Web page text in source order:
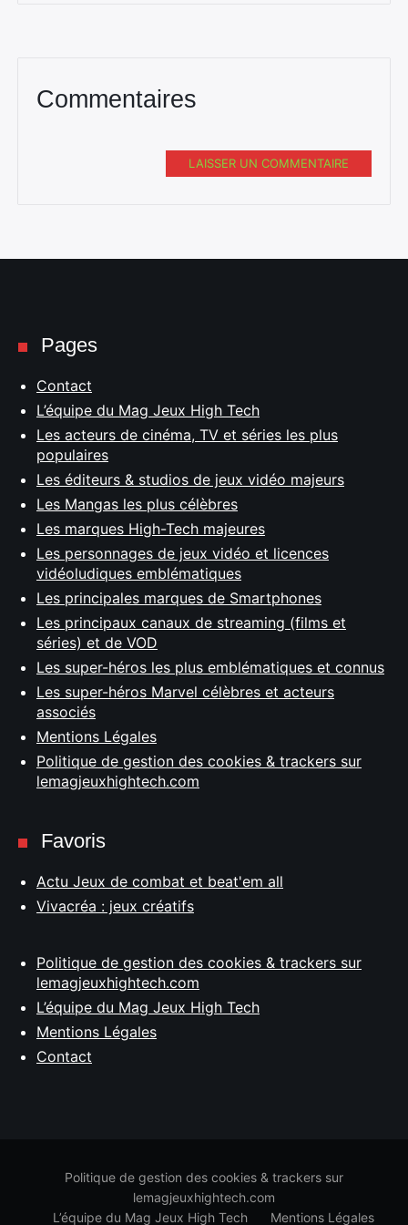
Commentaires
LAISSER UN COMMENTAIRE
Pages
Contact
L’équipe du Mag Jeux High Tech
Les acteurs de cinéma, TV et séries les plus
populaires
Les éditeurs & studios de jeux vidéo majeurs
Les Mangas les plus célèbres
Les marques High-Tech majeures
Les personnages de jeux vidéo et licences
vidéoludiques emblématiques
Les principales marques de Smartphones
Les principaux canaux de streaming (films et
séries) et de VOD
Les super-héros les plus emblématiques et connus
Les super-héros Marvel célèbres et acteurs
associés
Mentions Légales
Politique de gestion des cookies & trackers sur
lemagjeuxhightech.com
Favoris
Actu Jeux de combat et beat'em all
Vivacréa : jeux créatifs
Politique de gestion des cookies & trackers sur
lemagjeuxhightech.com
L’équipe du Mag Jeux High Tech
Mentions Légales
Contact
Politique de gestion des cookies & trackers sur
lemagjeuxhightech.com
L’équipe du Mag Jeux High Tech
Mentions Légales